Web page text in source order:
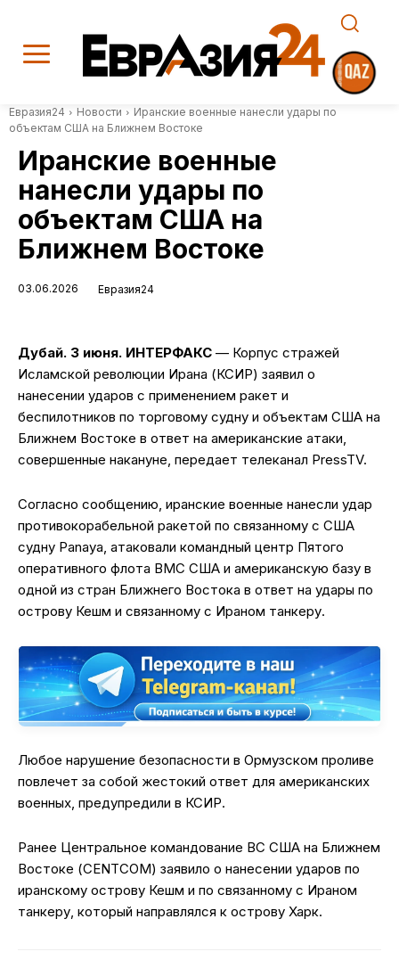
Евразия24 Новости
Иранские военные нанесли удары по
объектам США на Ближнем Востоке
Иранские военные
нанесли удары по
объектам США на
Ближнем Востоке
03.06.2026 Евразия24
Дубай. 3 июня. ИНТЕРФАКС — Корпус стражей
Исламской революции Ирана (КСИР) заявил о
нанесении ударов с применением ракет и
беспилотников по торговому судну и объектам США на
Ближнем Востоке в ответ на американские атаки,
совершенные накануне, передает телеканал PressTV.
Согласно сообщению, иранские военные нанесли удар
противокорабельной ракетой по связанному с США
судну Panaya, атаковали командный центр Пятого
оперативного флота ВМС США и американскую базу в
одной из стран Ближнего Востока в ответ на удары по
острову Кешм и связанному с Ираном танкеру.
Любое нарушение безопасности в Ормузском проливе
повлечет за собой жестокий ответ для американских
военных, предупредили в КСИР.
Ранее Центральное командование ВС США на Ближнем
Востоке (CENTCOM) заявило о нанесении ударов по
иранскому острову Кешм и по связанному с Ираном
танкеру, который направлялся к острову Харк.